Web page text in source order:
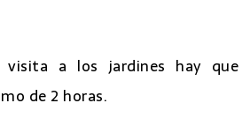
visita a los jardines hay que
de 2 horas.